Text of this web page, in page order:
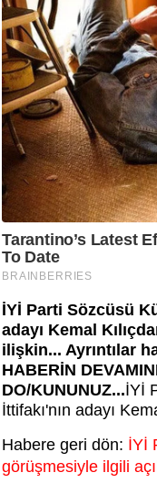
İYİ Parti Sözcüsü
adayı Kemal
ilişkin... Ayrıntılar
HABERİN
DO/KUNUNUZ...İYİ
İttifakı'nın adayı
Habere geri dön: İYİ
görüşmesiyle ilgili